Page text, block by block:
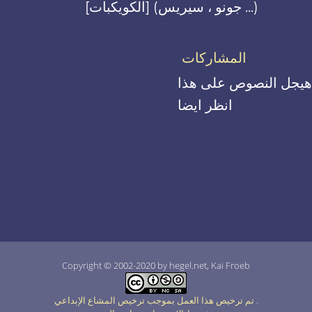
[الكويكبات] (جونو ، سيريس ...)
المشاركات
هيجل النصوص على هذا
انظر ايضا
Copyright © 2002-2020 by hegel.net, Kai Froeb
.